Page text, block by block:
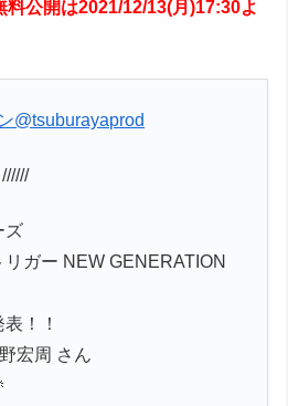
公開は2021/12/13(月)17:30よ
@tsuburayaprod
ズ
リガー NEW GENERATION
！！
宏周 さん